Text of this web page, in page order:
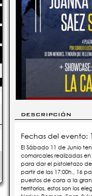
DESCRIPCIÓN
Fechas del evento:
El Sábado 11 de Junio
comarcales realizadas
para dar el pistoletazo
partir de las 17:00h., 16
puestos de cara a la
territorios, estos son los